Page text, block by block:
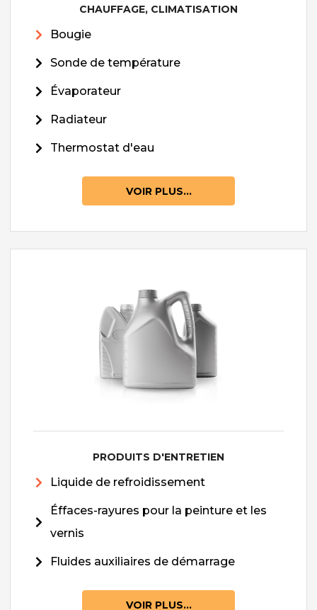
CHAUFFAGE, CLIMATISATION
Bougie
Sonde de température
Évaporateur
Radiateur
Thermostat d'eau
VOIR PLUS...
PRODUITS D'ENTRETIEN
Liquide de refroidissement
Éffaces-rayures pour la peinture et les
vernis
Fluides auxiliaires de démarrage
VOIR PLUS...